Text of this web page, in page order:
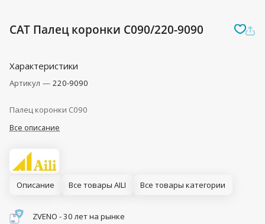
CAT Палец коронки C090/220-9090
Характеристики
Артикул — 220-9090
Палец коронки C090
Все описание
Описание Все товары AILI Все товары категории
ZVENO - 30 лет на рынке